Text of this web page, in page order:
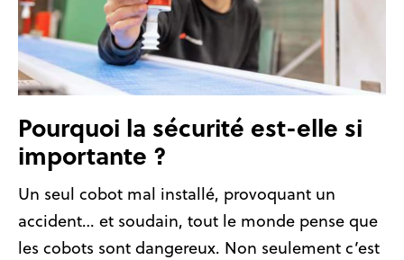
Pourquoi la sécurité est-elle si
importante ?
Un seul cobot mal installé, provoquant un
accident… et soudain, tout le monde pense que
les cobots sont dangereux. Non seulement c’est